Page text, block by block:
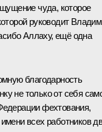
чуда, которое
руководит
Аллаху, ещё одна
благодарность
не только от себя
фехтования,
всех работников